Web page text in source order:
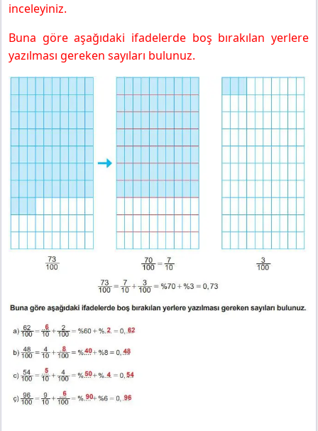
inceleyiniz.
Buna göre aşağıdaki ifadelerde boş bırakılan yerlere
yazılması gereken sayıları bulunuz.